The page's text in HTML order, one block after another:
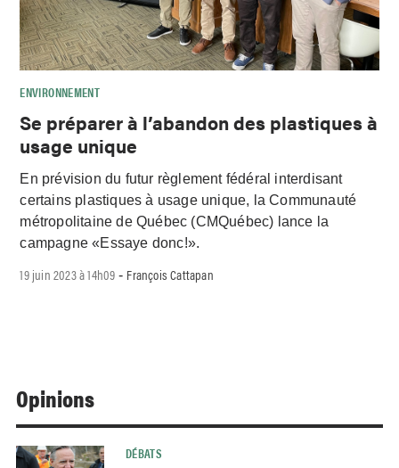
ENVIRONNEMENT
Se préparer à l’abandon des plastiques à
usage unique
En prévision du futur règlement fédéral interdisant
certains plastiques à usage unique, la Communauté
métropolitaine de Québec (CMQuébec) lance la
campagne «Essaye donc!».
19 juin 2023 à 14h09 - François Cattapan
Opinions
DÉBATS